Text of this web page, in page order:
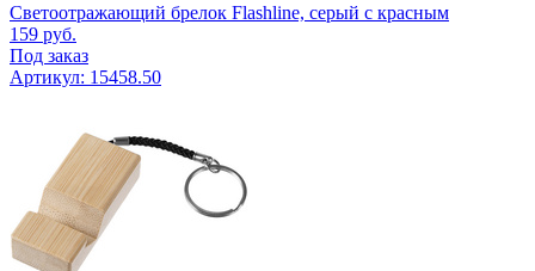
Светоотражающий брелок Flashline, серый с красным
159 руб.
Под заказ
Артикул: 15458.50